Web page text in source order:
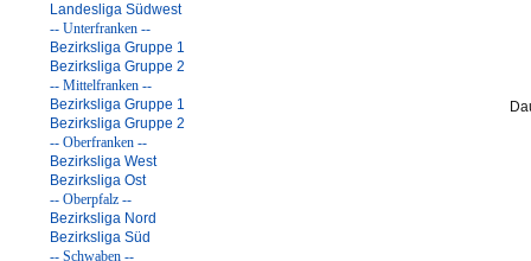
Landesliga Südwest
-- Unterfranken --
Bezirksliga Gruppe 1
Bezirksliga Gruppe 2
-- Mittelfranken --
Bezirksliga Gruppe 1
Bezirksliga Gruppe 2
-- Oberfranken --
Bezirksliga West
Bezirksliga Ost
-- Oberpfalz --
Bezirksliga Nord
Bezirksliga Süd
-- Schwaben --